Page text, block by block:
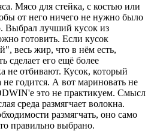
Мясо для стейка, с костью или
от него ничего не нужно было
Выбрал лучший кусок из
готовить. Если кусок
весь жир, что в нём есть,
сделает его ещё более
не отбивают. Кусок, который
годится. А вот мариновать не
это не практикуем. Смысл
среда размягчает волокна.
размягчать, оно само
правильно выбрано.